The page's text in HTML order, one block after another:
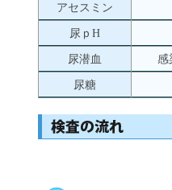
アセスミン
尿ｐH
尿潜血
感
尿糖